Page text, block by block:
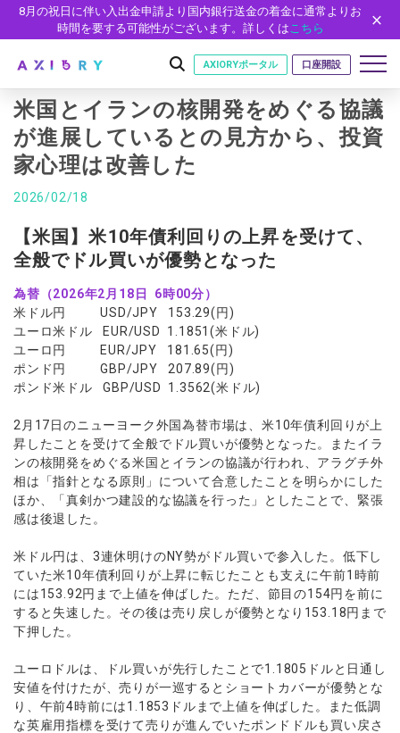
8月の祝日に伴い入出金申請より国内銀行送金の着金に通常よりお
時間を要する可能性がございます。詳しくはこちら
はじめに
はじめに
安全性
取引
取引商品
FX（通貨ペア）
現物株式
ETF
株式CFD
株価指数CFD
エネルギーCFD
貴金属CFD
ソフトコモディティCFD
NEW
バトルCFD
取引条件
スプレッド・手数料
ゼロカットとロスカット
スワップとロールオーバー
入出金方法
レバレッジ
NEW
約定率
取引時間
取引計算シミュレーター
注文執行ポリシー
経済指標・予測カレンダー
休眠口座と凍結口座
口座
口座の種類
口座タイプ
法人のお客様
ゼロ口座
NEW
デモ口座
口座開設
口座開設フォーム
必要書類
開設方法
プラットフォーム
プラットフォーム
MT5
MT4
cTrader
AXIORYポータル
ツール
MT4/MT5 ヒストリカルデータ
EA(エキスパートアドバイザー)
カスタムインジケーター
ストライク インジケータ
MQLシグナル
NEW
通貨インデックス
パートナー
パートナーシップ・プログラム
イントロデュース・パートナープログラム（IP）
ニュース
ニュースリリース
マーケットニュース
コーポレートニュース
キャンペーン
トレードガイド
会社概要
会社概要
役員紹介
お問合せ
よくあるご質問
日本語
عربى
English
Español
ไทย
Tiếng Việt
口座開設する
法人のお客様は こちら
AXIORYポータル 口座開設
米国とイランの核開発をめぐる協議
が進展しているとの見方から、投資
家心理は改善した
2026/02/18
【米国】米10年債利回りの上昇を受けて、
全般でドル買いが優勢となった
為替（2026年2月18日 6時00分）
米ドル円 USD/JPY 153.29(円)
ユーロ米ドル EUR/USD 1.1851(米ドル)
ユーロ円 EUR/JPY 181.65(円)
ポンド円 GBP/JPY 207.89(円)
ポンド米ドル GBP/USD 1.3562(米ドル)
2月17日のニューヨーク外国為替市場は、米10年債利回りが上
昇したことを受けて全般でドル買いが優勢となった。またイラ
ンの核開発をめぐる米国とイランの協議が行われ、アラグチ外
相は「指針となる原則」について合意したことを明らかにした
ほか、「真剣かつ建設的な協議を行った」としたことで、緊張
感は後退した。
米ドル円は、3連休明けのNY勢がドル買いで参入した。低下し
ていた米10年債利回りが上昇に転じたことも支えに午前1時前
には153.92円まで上値を伸ばした。ただ、節目の154円を前に
すると失速した。その後は売り戻しが優勢となり153.18円まで
下押した。
ユーロドルは、ドル買いが先行したことで1.1805ドルと日通し
安値を付けたが、売りが一巡するとショートカバーが優勢とな
り、午前4時前には1.1853ドルまで上値を伸ばした。また低調
な英雇用指標を受けて売りが進んでいたポンドドルも買い戻さ